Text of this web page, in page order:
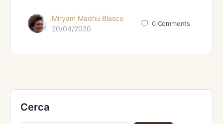
Miryam Madhu Blasco
20/04/2020
0 Comments
Cerca